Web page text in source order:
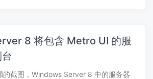
8 将包含 Metro UI 的服
的截图，Windows Server 8 中的服务器